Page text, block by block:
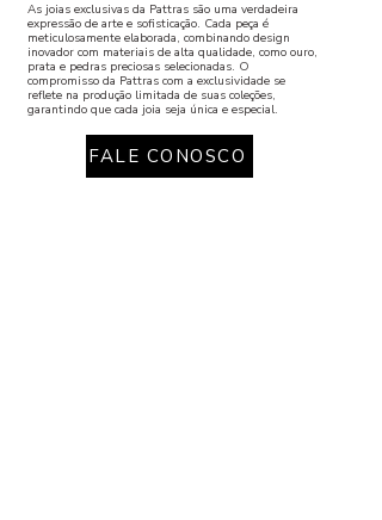
As joias exclusivas da Pattras são uma verdadeira
expressão de arte e sofisticação. Cada peça é
meticulosamente elaborada, combinando design
inovador com materiais de alta qualidade, como ouro,
prata e pedras preciosas selecionadas. O
compromisso da Pattras com a exclusividade se
reflete na produção limitada de suas coleções,
garantindo que cada joia seja única e especial.
FALE CONOSCO